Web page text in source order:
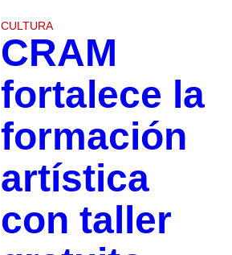
CULTURA
CRAM
fortalece la
formación
artística
con taller